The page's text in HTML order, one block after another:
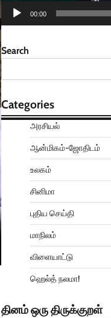
00:00
Search
Categories
அரசியல்
ஆன்மிகம்-ஜோதிடம்
உலகம்
சினிமா
புதிய செய்தி
மாநிலம்
விளையாட்டு
ஹெல்த் நலமா!
தினம் ஒரு திருக்குறள்